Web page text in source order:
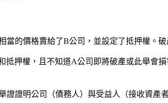
的價格賣給了B公司，並設定了抵押權。破
押權，且不知道A公司即將破產或此舉會
證明公司（債務人）與受益人（接收資產者